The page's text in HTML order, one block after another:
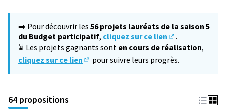
−
➡️ Pour découvrir les 56 projets lauréats de la saison 5
du Budget participatif, cliquez sur ce lien
(S'ouvre dans
.
⌛ Les projets gagnants sont en cours de réalisation,
cliquez sur ce lien
pour suivre leurs progrès.
64 propositions